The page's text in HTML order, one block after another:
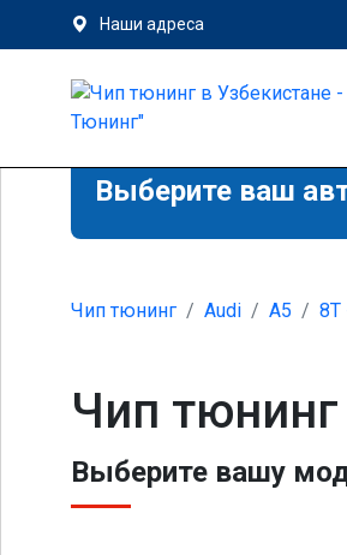
Наши адреса
Выберите ваш
Чип тюнинг Audi A5 8T
Чип тюнинг
Выберите вашу